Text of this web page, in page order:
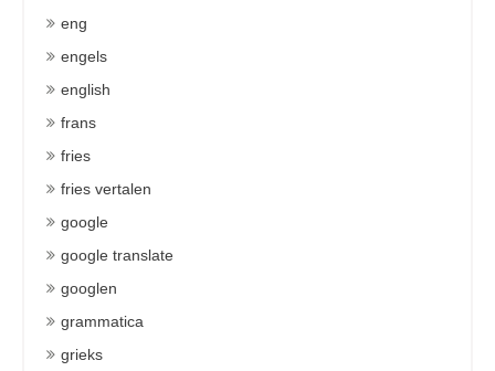
eng
engels
english
frans
fries
fries vertalen
google
google translate
googlen
grammatica
grieks